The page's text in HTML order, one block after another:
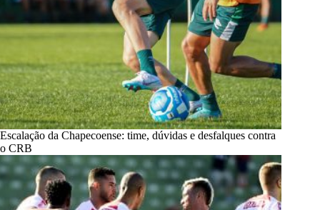
Escalação da Chapecoense: time, dúvidas e desfalques contra
o CRB